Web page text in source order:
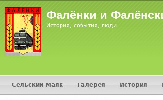
Фалёнки и
История, события, люди
Главное меню
Сельский Маяк Галерея История